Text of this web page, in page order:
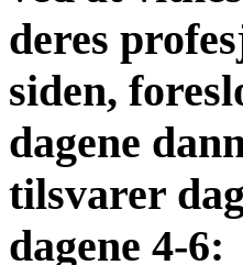
deres
siden,
dagene
tilsvarer
dagene 4-6: